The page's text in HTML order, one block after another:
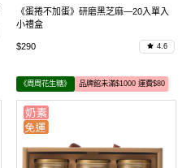
《蛋捲不加蛋》研磨黑芝麻—20入單入
小禮盒
$290 4.6
《周周花生糖》 品牌館未滿$1000 運費$80